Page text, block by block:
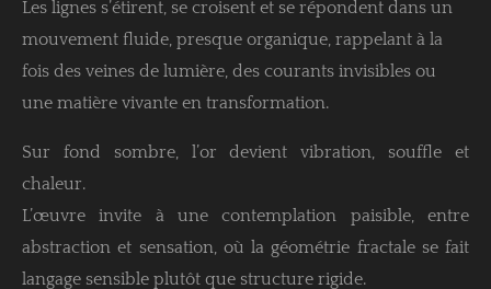
Les lignes s’étirent, se croisent et se répondent dans un
mouvement fluide, presque organique, rappelant à la
fois des veines de lumière, des courants invisibles ou
une matière vivante en transformation.
Sur fond sombre, l’or devient vibration, souffle et
chaleur.
L’œuvre invite à une contemplation paisible, entre
abstraction et sensation, où la géométrie fractale se fait
langage sensible plutôt que structure rigide.